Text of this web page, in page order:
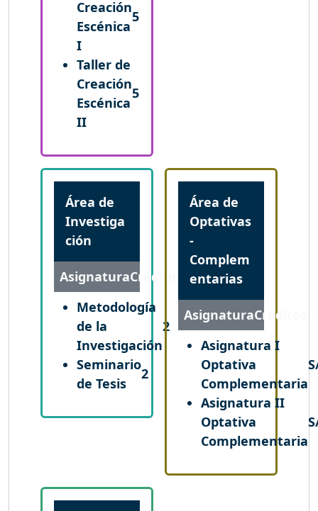
Creación
Escénica
I
5
Taller de
Creación
Escénica
II
5
Área de
Investiga
ción
AsignaturaCréditos
Metodología
de la
Investigación
2
Seminario
de Tesis
2
Área de
Optativas
-
Complem
entarias
AsignaturaCréditos
Asignatura I
Optativa
Complementaria
Asignatura II
Optativa
Complementaria